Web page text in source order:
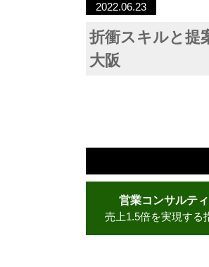
2022.06.23
折衝スキルと提
大阪
営業コンサルテ
売上1.5倍を実現する